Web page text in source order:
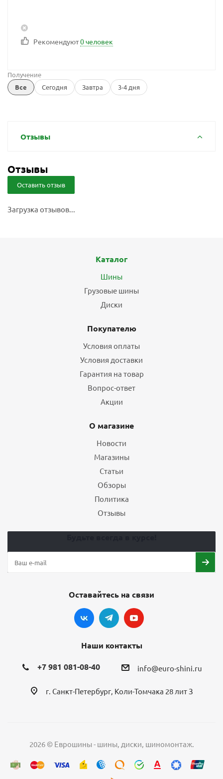
Рекомендуют0 человек
Получение
Все
Сегодня Завтра 3-4 дня
Отзывы
Отзывы
Оставить отзыв
Загрузка отзывов...
Каталог
Шины
Грузовые шины
Диски
Покупателю
Условия оплаты
Условия доставки
Гарантия на товар
Вопрос-ответ
Акции
О магазине
Новости
Магазины
Статьи
Обзоры
Политика
Отзывы
Оставайтесь на связи
Наши контакты
+7 981 081-08-40 info@euro-shini.ru
г. Санкт-Петербург, Коли-Томчака 28 лит З
2026 © Еврошины - шины, диски, шиномонтаж.